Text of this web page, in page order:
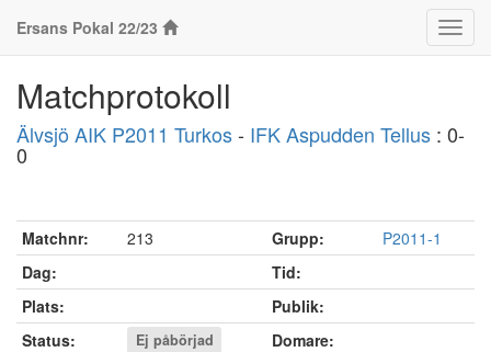
Ersans Pokal 22/23
Matchprotokoll
Älvsjö AIK P2011 Turkos- IFK Aspudden Tellus : 0-
0
Matchnr: 213 Grupp:
P2011-1
Dag:
Tid:
Plats:
Publik:
Status:
Ej påbörjad
Domare: